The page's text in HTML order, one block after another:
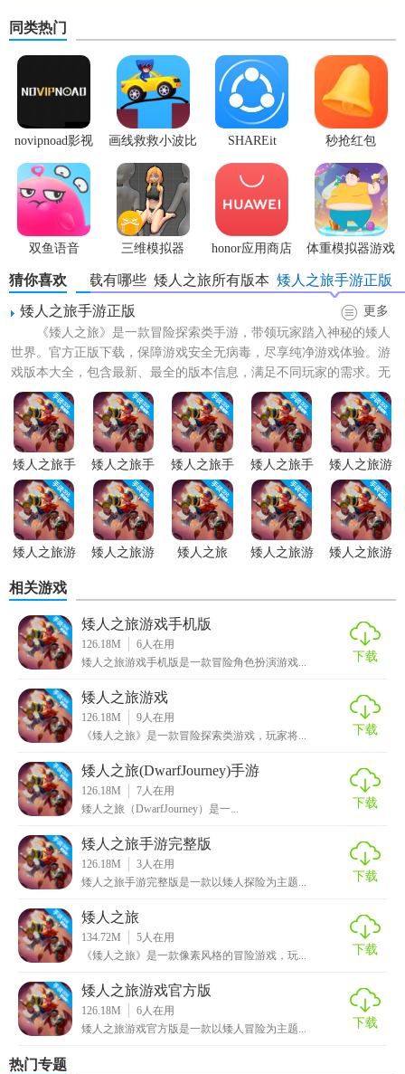
1. 探索与发现：玩家可以在庞大的地下世界中自由探索，发
现隐藏的宝藏、神秘的遗迹和危险的生物。
2. 建设与管理：玩家可以建造自己的矮人村庄，管理资源，
提升村庄的繁荣度。
3. 战斗与冒险：面对各种挑战和敌人，玩家需要运用策略和
技巧进行战斗，保护自己的村庄和宝藏。
4. 角色养成：通过完成任务和战斗，玩家可以提升角色的等
级，解锁新的技能和装备。
【矮人之旅游戏免费版亮点】
1. 精美画面：采用高清画质和流畅的动画效果，打造出一个
逼真而美丽的地下世界。
2. 丰富剧情：游戏拥有扣人心弦的故事情节和丰富的背景设
定，让玩家沉浸其中。
3. 多样玩法：结合探索、建设、战斗等多种元素，提供多样
化的游戏体验。
4. 社交互动：支持多人在线模式，玩家可以与其他矮人探险
家一起组队探险、交流心得。
1. 免费体验：无需任何费用即可享受完整的游戏内容和功
能。
2. 持续更新：开发团队不断推出新的内容和活动，保持游戏
的新鲜感和挑战性。
3. 兼容性强：支持多种设备和操作系统，让玩家随时随地都
4. 社区支持：拥有活跃的玩家社区和官方论坛，提供丰富的
攻略、讨论和分享。
【矮人之旅游戏免费版点评】
矮人之旅游戏免费版是一款集探索、建设、战斗于一体的优
秀游戏作品。它不仅拥有精美的画面和丰富的剧情，还提供
了多样化的玩法和社交互动功能。对于喜欢冒险和探索的玩
家来说，这款游戏绝对是一个不容错过的选择。无论是独自
探险还是与朋友组队，都能在游戏中找到属于自己的乐趣和
挑战。
同类热门
novipnoad影视
平台手机版
画线救救小波比
最新版
SHAREit
秒抢红包
app2.7.3
双鱼语音
三维模拟器
1.5.23
honor应用商店 体重模拟器游戏
猜你喜欢 矮人之旅手游正版
矮人之旅所有版本
矮人之旅下载有哪些
矮人之旅手游正版
更多
《矮人之旅》是一款冒险探索类手游，带领玩家踏入神秘的矮人
世界。官方正版下载，保障游戏安全无病毒，尽享纯净游戏体验。游
戏版本大全，包含最新、最全的版本信息，满足不同玩家的需求。无
论是寻找刺激的冒险旅程，...
矮人之旅手
游无敌版
矮人之旅手
游安装
矮人之旅手
游完整版
矮人之旅手
游正版
矮人之旅游
戏官方版
矮人之旅游
版
矮人之旅游
矮人之旅
矮人之旅游
矮人之旅游
相关游戏
矮人之旅游戏手机版
126.18M 6人在用
矮人之旅游戏手机版是一款冒险角色扮演游戏...
下载
矮人之旅游戏
126.18M 9人在用
《矮人之旅》是一款冒险探索类游戏，玩家将...
下载
矮人之旅(DwarfJourney)手游
126.18M 7人在用
矮人之旅（DwarfJourney）是一...
下载
矮人之旅手游完整版
126.18M 3人在用
矮人之旅手游完整版是一款以矮人探险为主题...
下载
矮人之旅
134.72M 5人在用
《矮人之旅》是一款像素风格的冒险游戏，玩...
下载
矮人之旅游戏官方版
126.18M 6人在用
矮人之旅游戏官方版是一款以矮人冒险为主题...
下载
热门专题